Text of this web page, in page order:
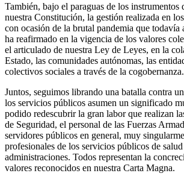
También, bajo el paraguas de los instrumentos
nuestra Constitución, la gestión realizada en
con ocasión de la brutal pandemia que todavía
ha reafirmado en la vigencia de los valores
el articulado de nuestra Ley de Leyes, en la
Estado, las comunidades autónomas, las
colectivos sociales a través de la cogobernanza.
Juntos, seguimos librando una batalla contra
los servicios públicos asumen un significado
podido redescubrir la gran labor que realizan
de Seguridad, el personal de las Fuerzas
servidores públicos en general, muy
profesionales de los servicios públicos de
administraciones. Todos representan la
valores reconocidos en nuestra Carta Magna.